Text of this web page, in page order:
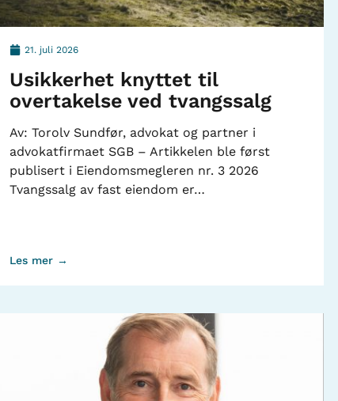
21. juli 2026
Usikkerhet knyttet til
overtakelse ved tvangssalg
Av: Torolv Sundfør, advokat og partner i
advokatfirmaet SGB – Artikkelen ble først
publisert i Eiendomsmegleren nr. 3 2026
Tvangssalg av fast eiendom er…
Les mer →